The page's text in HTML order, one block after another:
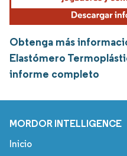
Obtenga más
Elastómero
informe completo
MORDOR INTELLIGENCE
Inicio